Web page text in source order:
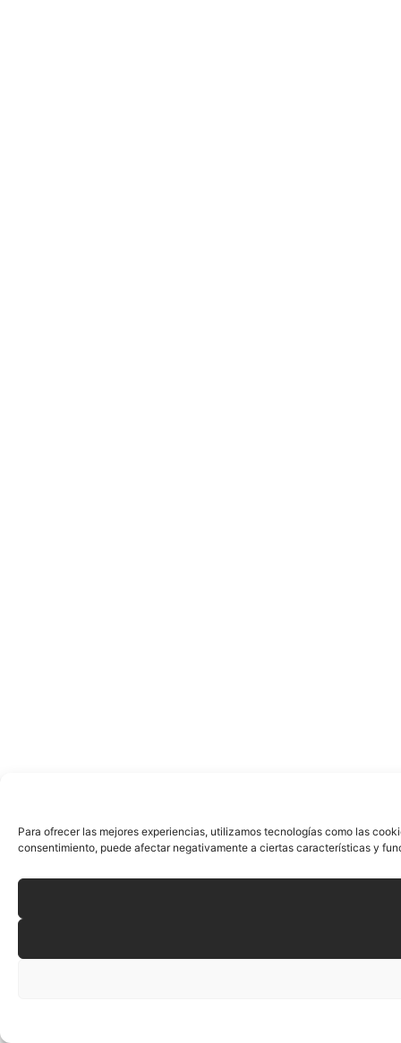
Para ofrecer las mejores experiencias, utilizamos tecnologías como las
consentimiento, puede afectar negativamente a ciertas características y